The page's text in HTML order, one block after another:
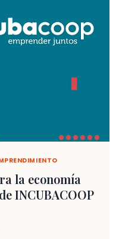
la economía
INCUBACOOP